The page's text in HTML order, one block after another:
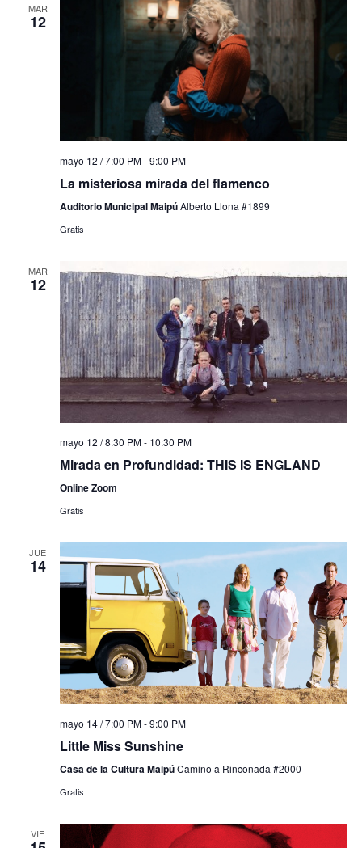
MAR
12
mayo 12 / 7:00 PM-9:00 PM
La misteriosa mirada del flamenco
Auditorio Municipal MaipúAlberto Llona #1899
Gratis
MAR
12
mayo 12 / 8:30 PM- 10:30 PM
Mirada en Profundidad: THIS IS ENGLAND
Online Zoom
Gratis
JUE
14
mayo 14 / 7:00 PM-9:00 PM
Little Miss Sunshine
Casa de la Cultura MaipúCamino a Rinconada #2000
Gratis
VIE